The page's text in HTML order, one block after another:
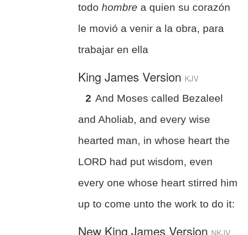
todohombre a quien su corazón
le movió a venir a la obra, para
trabajar en ella
King James Version KJV
2 And Moses called Bezaleel
and Aholiab, and every wise
hearted man, in whose heart the
LORD had put wisdom, even
every one whose heart stirred him
up to come unto the work to do it:
New King James Version NKJV